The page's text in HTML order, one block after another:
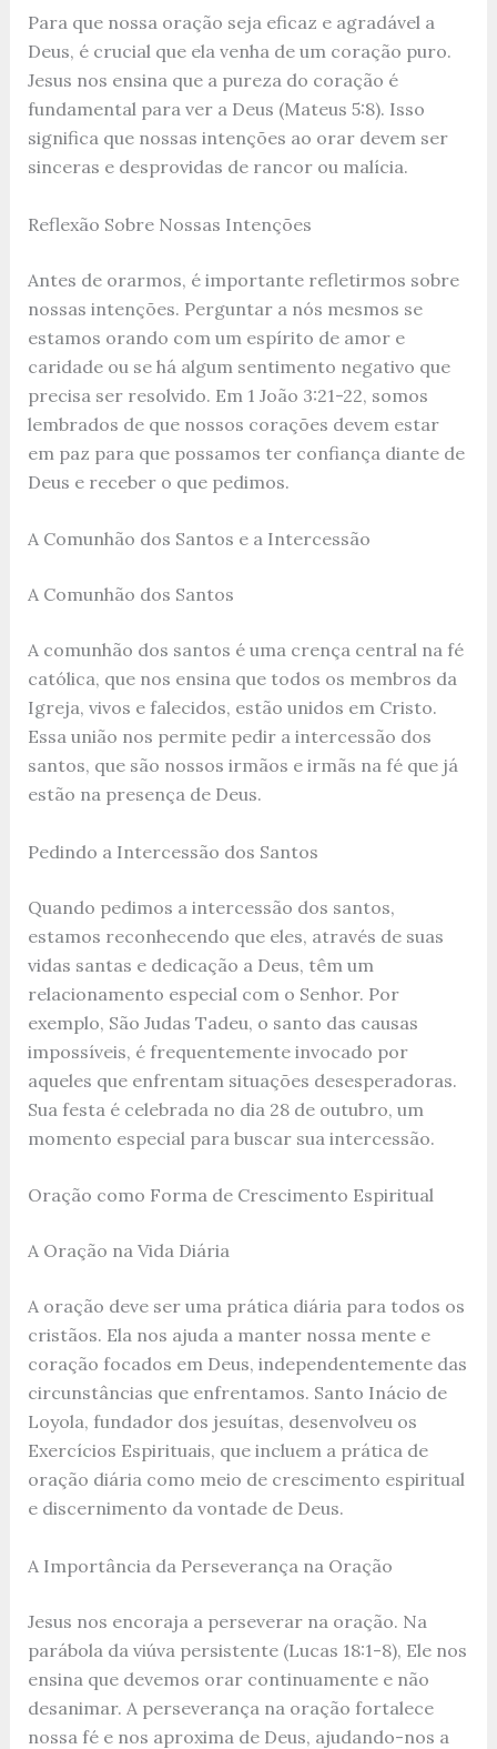
Para que nossa oração seja eficaz e agradável a
Deus, é crucial que ela venha de um coração puro.
Jesus nos ensina que a pureza do coração é
fundamental para ver a Deus (Mateus 5:8). Isso
significa que nossas intenções ao orar devem ser
sinceras e desprovidas de rancor ou malícia.
Reflexão Sobre Nossas Intenções
Antes de orarmos, é importante refletirmos sobre
nossas intenções. Perguntar a nós mesmos se
estamos orando com um espírito de amor e
caridade ou se há algum sentimento negativo que
precisa ser resolvido. Em 1 João 3:21-22, somos
lembrados de que nossos corações devem estar
em paz para que possamos ter confiança diante de
Deus e receber o que pedimos.
A Comunhão dos Santos e a Intercessão
A Comunhão dos Santos
A comunhão dos santos é uma crença central na fé
católica, que nos ensina que todos os membros da
Igreja, vivos e falecidos, estão unidos em Cristo.
Essa união nos permite pedir a intercessão dos
santos, que são nossos irmãos e irmãs na fé que já
estão na presença de Deus.
Pedindo a Intercessão dos Santos
Quando pedimos a intercessão dos santos,
estamos reconhecendo que eles, através de suas
vidas santas e dedicação a Deus, têm um
relacionamento especial com o Senhor. Por
exemplo, São Judas Tadeu, o santo das causas
impossíveis, é frequentemente invocado por
aqueles que enfrentam situações desesperadoras.
Sua festa é celebrada no dia 28 de outubro, um
momento especial para buscar sua intercessão.
Oração como Forma de Crescimento Espiritual
A Oração na Vida Diária
A oração deve ser uma prática diária para todos os
cristãos. Ela nos ajuda a manter nossa mente e
coração focados em Deus, independentemente das
circunstâncias que enfrentamos. Santo Inácio de
Loyola, fundador dos jesuítas, desenvolveu os
Exercícios Espirituais, que incluem a prática de
oração diária como meio de crescimento espiritual
e discernimento da vontade de Deus.
A Importância da Perseverança na Oração
Jesus nos encoraja a perseverar na oração. Na
parábola da viúva persistente (Lucas 18:1-8), Ele nos
ensina que devemos orar continuamente e não
desanimar. A perseverança na oração fortalece
nossa fé e nos aproxima de Deus, ajudando-nos a